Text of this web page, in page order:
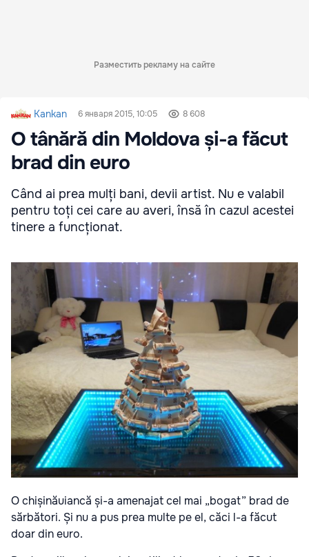
Разместить рекламу на сайте
Kankan 6 января 2015, 10:05 8 608
O tânără din Moldova și-a făcut
brad din euro
Când ai prea mulți bani, devii artist. Nu e valabil
pentru toți cei care au averi, însă în cazul acestei
tinere a funcționat.
O chișinăuiancă și-a amenajat cel mai „bogat” brad de
sărbători. Și nu a pus prea multe pe el, căci l-a făcut
doar din euro.